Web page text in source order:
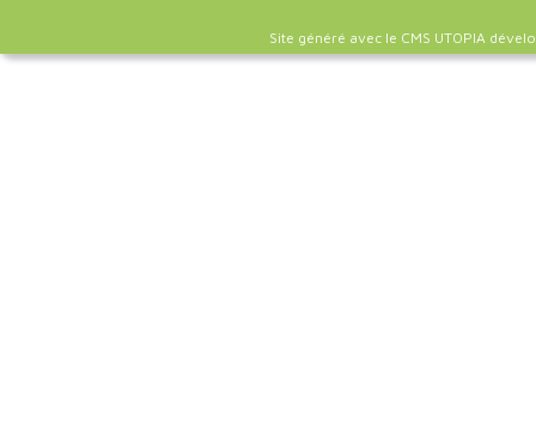
Site généré avec le CMS UTOPIA